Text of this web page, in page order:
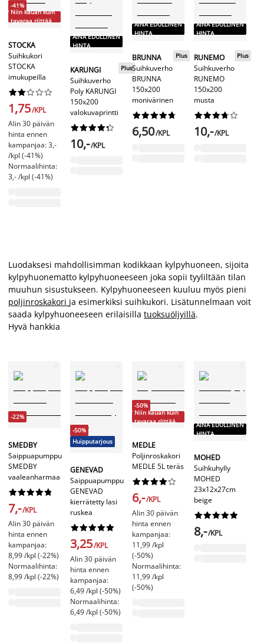
-41%
Niin kauan kuin
tavaraa riittää
STOCKA
Suihkukori
STOCKA
imukupeilla






1,75/KPL
Alin 30 päivän
hinta ennen
kampanjaa: 3,-
/kpl (-41%)
Normaalihinta:
3,- /kpl (-41%)
AINA EDULLINEN
HINTA
KARUNGI
Suihkuverho
Poly KARUNGI
150x200
valokuvaprintti
Plus






10,-/KPL
AINA EDULLINEN
HINTA
BRUNNA
Suihkuverho
BRUNNA
150x200
monivärinen
Plus






6,50/KPL
AINA EDULLINEN
HINTA
RUNEMO
Suihkuverho
RUNEMO
150x200
musta
Plus






10,-/KPL
Luodaksesi mahdollisimman kodikkaan kylpyhuoneen, sijoita
kylpyhuonematto kylpyhuoneeseen joka sopii tyyliltään tilan
muuhun sisustukseen. Kylpyhuoneeseen kuuluu myös pieni
poljinroskakori ja esimerkiksi suihkukori. Lisätunnelmaan voit
saada kylpyhuoneeseen erilaisilla tuoksuöljyillä.
Hyvä hankkia
-22%
SMEDBY
Saippuapumppu
SMEDBY
vaaleanharmaa






7,-/KPL
Alin 30 päivän
hinta ennen
kampanjaa:
8,99 /kpl (-22%)
Normaalihinta:
8,99 /kpl (-22%)
-50%
Huipputarjous
GENEVAD
Saippuapumppu
GENEVAD
kierrätetty lasi
ruskea






3,25/KPL
Alin 30 päivän
hinta ennen
kampanjaa:
6,49 /kpl (-50%)
Normaalihinta:
6,49 /kpl (-50%)
-50%
Niin kauan kuin
tavaraa riittää
MEDLE
Poljinroskakori
MEDLE 5L teräs






6,-/KPL
Alin 30 päivän
hinta ennen
kampanjaa:
11,99 /kpl
(-50%)
Normaalihinta:
11,99 /kpl
(-50%)
AINA EDULLINEN
HINTA
MOHED
Suihkuhylly
MOHED
23x12x27cm
beige






8,-/KPL